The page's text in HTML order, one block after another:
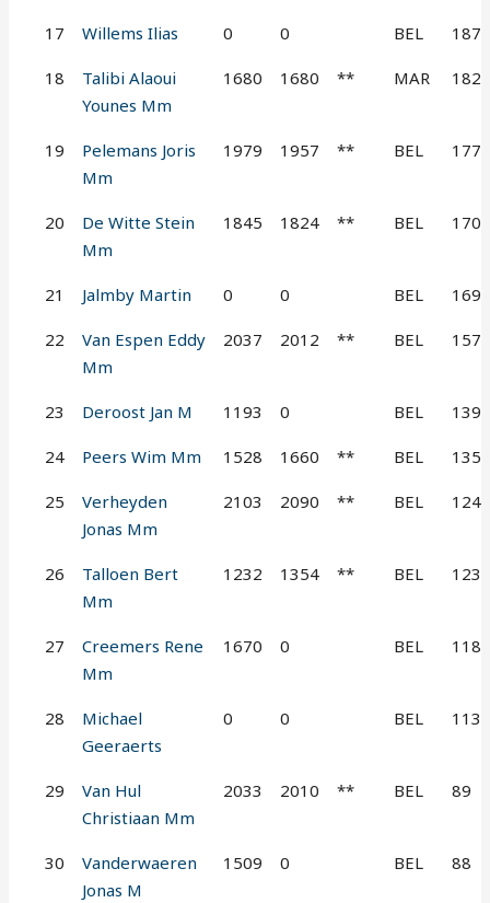
17 Willems Ilias 0 0 BEL 187
18
Talibi Alaoui
Younes Mm
1680 1680 ** MAR 182
19
Pelemans Joris
Mm
1979 1957 ** BEL 177
20
De Witte Stein
Mm
1845 1824 ** BEL 170
21 Jalmby Martin 0 0 BEL 169
22
Van Espen Eddy
Mm
2037 2012 ** BEL 157
23 Deroost Jan M 1193 0 BEL 139
24 Peers Wim Mm 1528 1660 ** BEL 135
25
Verheyden
Jonas Mm
2103 2090 ** BEL 124
26
Talloen Bert
Mm
1232 1354 ** BEL 123
27
Creemers Rene
Mm
1670 0 BEL 118
28
Michael
Geeraerts
0 0 BEL 113
29
Van Hul
Christiaan Mm
2033 2010 ** BEL 89
30
Vanderwaeren
Jonas M
1509 0 BEL 88